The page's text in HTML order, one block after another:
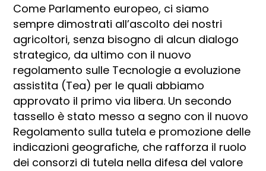
Come Parlamento europeo, ci siamo
sempre dimostrati all’ascolto dei nostri
agricoltori, senza bisogno di alcun dialogo
strategico, da ultimo con il nuovo
regolamento sulle Tecnologie a evoluzione
assistita (Tea) per le quali abbiamo
approvato il primo via libera. Un secondo
tassello è stato messo a segno con il nuovo
Regolamento sulla tutela e promozione delle
indicazioni geografiche, che rafforza il ruolo
dei consorzi di tutela nella difesa del valore